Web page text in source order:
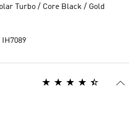
Turbo / Core Black / Gold